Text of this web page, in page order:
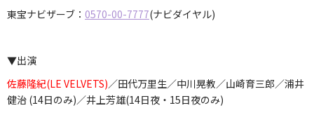
東宝ナビザーブ： 0570-00-7777(ナビダイヤル)
▼出演
佐藤隆紀(LE VELVETS)／田代万里生／中川晃教／山崎育三郎／浦井
健治 (14日のみ)／井上芳雄(14日夜・15日夜のみ)